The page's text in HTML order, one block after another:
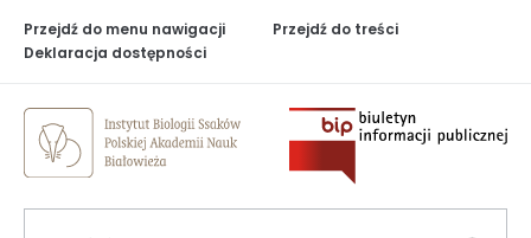
Przejdź do menu nawigacji
Przejdź do treści
Deklaracja dostępności
Biuletyn